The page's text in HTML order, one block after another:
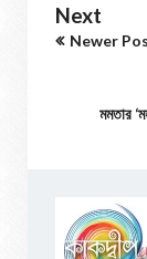
Next
Newer
মমতার